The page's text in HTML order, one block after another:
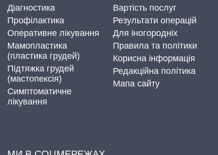
Діагностика
Профілактика
Оперативне лікування
Мамопластика
(пластика грудей)
Підтяжка грудей
(мастопексія)
Симптоматичне
лікування
Вартість послуг
Результати операцій
Для іногородніх
Правила та політики
Корисна інформація
Редакційна політика
Мапа сайту